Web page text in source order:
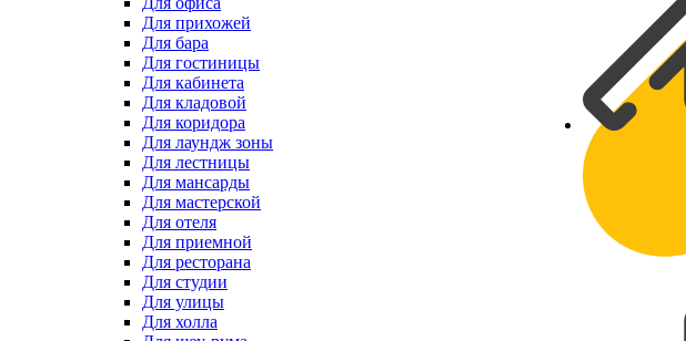
Для прихожей
Для бара
Для гостиницы
Для кабинета
Для кладовой
Для коридора
Для лаундж зоны
Для лестницы
Для мансарды
Для мастерской
Для отеля
Для приемной
Для ресторана
Для студии
Для улицы
Для холла